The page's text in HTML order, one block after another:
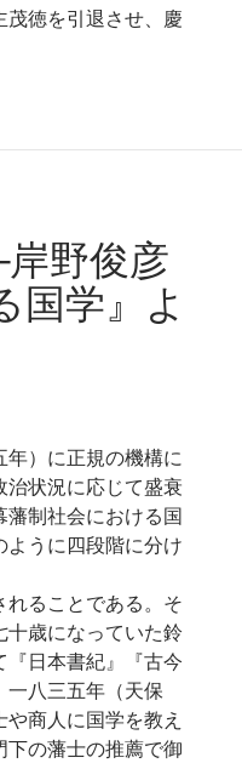
茂徳を引退させ、慶
野俊彦
国学』よ
）に正規の機構に
状況に応じて盛衰
藩制社会における国
うに四段階に分け
ることである。そ
十歳になっていた鈴
『日本書紀』『古今
一八三五年（天保
商人に国学を教え
下の藩士の推薦で御